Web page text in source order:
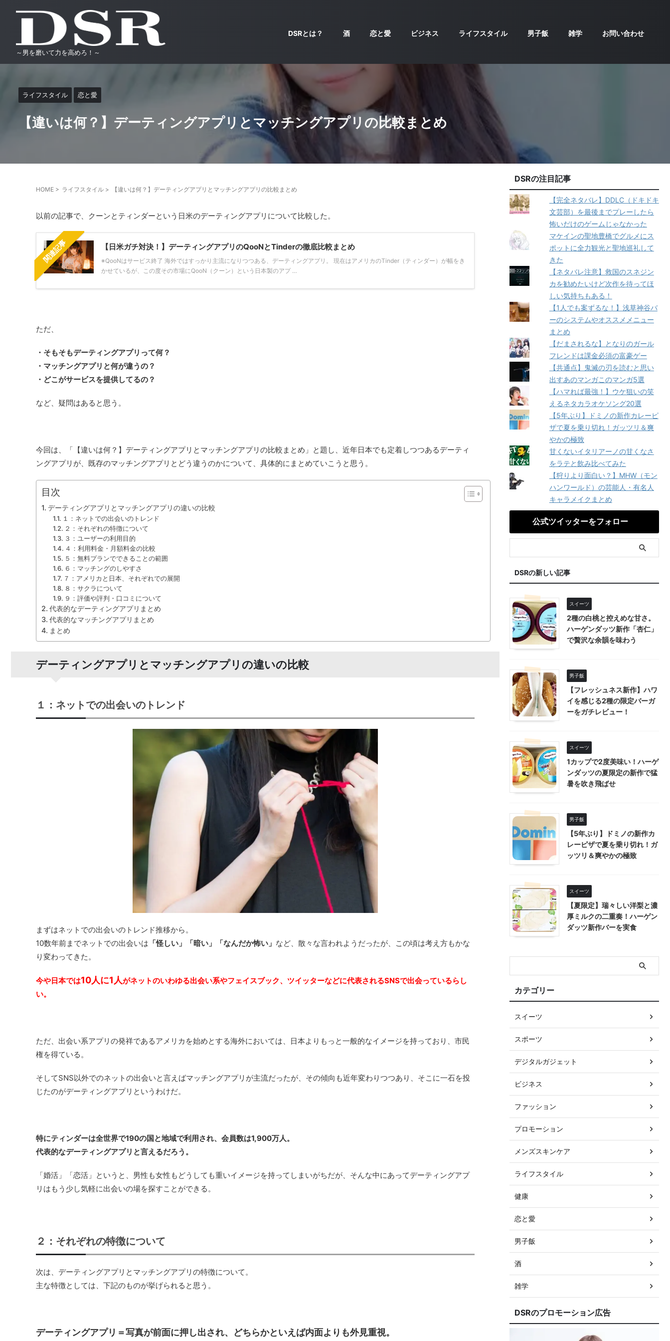
～男を磨いて力を高めろ！～
DSRとは？ 酒 恋と愛 ビジネス ライフスタイル 男子飯 雑学 お問い合わせ
ライフスタイル 恋と愛
【違いは何？】デーティングアプリとマッチングアプリの比較まとめ
HOME > ライフスタイル > 【違いは何？】デーティングアプリとマッチングアプリの比較まとめ
以前の記事で、クーンとティンダーという日米のデーティングアプリについて比較した。
関連記事 【日米ガチ対決！】デーティングアプリのQooNとTinderの徹底比較まとめ
※QooNはサービス終了 海外ではすっかり主流になりつつある、デーティングアプリ。 現在はアメリカのTinder（ティンダー）が幅をき
かせているが、この度その市場にQooN（クーン）という日本製のアプ …
ただ、
・そもそもデーティングアプリって何？
・マッチングアプリと何が違うの？
・どこがサービスを提供してるの？
など、疑問はあると思う。
今回は、「【違いは何？】デーティングアプリとマッチングアプリの比較まとめ」と題し、近年日本でも定着しつつあるデーティ
ングアプリが、既存のマッチングアプリとどう違うのかについて、具体的にまとめていこうと思う。
目次
デーティングアプリとマッチングアプリの違いの比較
１：ネットでの出会いのトレンド
２：それぞれの特徴について
３：ユーザーの利用目的
４：利用料金・月額料金の比較
５：無料プランでできることの範囲
６：マッチングのしやすさ
７：アメリカと日本、それぞれでの展開
８：サクラについて
９：評価や評判・口コミについて
代表的なデーティングアプリまとめ
代表的なマッチングアプリまとめ
まとめ
デーティングアプリとマッチングアプリの違いの比較
１：ネットでの出会いのトレンド
まずはネットでの出会いのトレンド推移から。
10数年前までネットでの出会いは 「怪しい」「暗い」「なんだか怖い」 など、散々な言われようだったが、この頃は考え方もかな
り変わってきた。
今や日本では10人に1人がネットのいわゆる出会い系やフェイスブック、ツイッターなどに代表されるSNSで出会っているらし
い。
ただ、出会い系アプリの発祥であるアメリカを始めとする海外においては、日本よりもっと一般的なイメージを持っており、市民
権を得ている。
そしてSNS以外でのネットの出会いと言えばマッチングアプリが主流だったが、その傾向も近年変わりつつあり、そこに一石を投
じたのがデーティングアプリというわけだ。
特にティンダーは全世界で190の国と地域で利用され、会員数は1,900万人。
代表的なデーティングアプリと言えるだろう。
「婚活」「恋活」というと、男性も女性もどうしても重いイメージを持ってしまいがちだが、そんな中にあってデーティングアプ
リはもう少し気軽に出会いの場を探すことができる。
２：それぞれの特徴について
次は、デーティングアプリとマッチングアプリの特徴について。
主な特徴としては、下記のものが挙げられると思う。
デーティングアプリ＝写真が前面に押し出され、どちらかといえば内面よりも外見重視。
DSRの注目記事
【完全ネタバレ】DDLC（ドキドキ
文芸部）を最後までプレーしたら
怖いだけのゲームじゃなかった
マケインの聖地豊橋でグルメにス
ポットに全力観光と聖地巡礼して
きた
【ネタバレ注意】救国のスネジン
カを勧めたいけど次作を待ってほ
しい気持ちもある！
【1人でも案ずるな！】浅草神谷バ
ーのシステムやオススメメニュー
まとめ
【だまされるな】となりのガール
フレンドは課金必須の富豪ゲー
【共通点】鬼滅の刃を読むと思い
出すあのマンガこのマンガ5選
【ハマれば最強！】ウケ狙いの笑
えるネタカラオケソング20選
【5年ぶり】ドミノの新作カレーピ
ザで夏を乗り切れ！ガッツリ＆爽
やかの極致
甘くないイタリアーノの甘くなさ
をラテと飲み比べてみた
【狩りより面白い？】MHW（モン
ハンワールド）の芸能人・有名人
キャラメイクまとめ
公式ツイッターをフォロー
DSRの新しい記事
スイーツ
2種の白桃と控えめな甘さ。
ハーゲンダッツ新作「杏仁」
で贅沢な余韻を味わう
男子飯
【フレッシュネス新作】ハワ
イを感じる2種の限定バーガ
ーをガチレビュー！
スイーツ
1カップで2度美味い！ハーゲ
ンダッツの夏限定の新作で猛
暑を吹き飛ばせ
男子飯
【5年ぶり】ドミノの新作カ
レーピザで夏を乗り切れ！ガ
ッツリ＆爽やかの極致
スイーツ
【夏限定】瑞々しい洋梨と濃
厚ミルクの二重奏！ハーゲン
ダッツ新作バーを実食
カテゴリー
スイーツ
スポーツ
デジタルガジェット
ビジネス
ファッション
プロモーション
メンズスキンケア
ライフスタイル
健康
恋と愛
男子飯
酒
雑学
DSRのプロモーション広告